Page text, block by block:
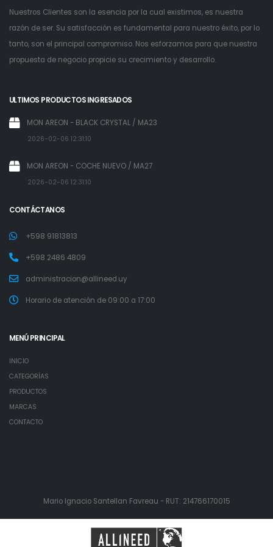
Nuestros Clientes son la esencia por la cual existimos, es nuestra
razón de ser. Su satisfacción es fundamental para nuestro éxito, por lo
tanto, son el principal compromiso. Nos esforzamos para que nuestra
propuesta de negocio propicie su crecimiento y desarrollo.
ULTIMOS PRODUCTOS INGRESADOS
MON AREON - BLACK CRYSTAL / MA23
2026-02-06 12:31:10
MON AREON - COCHE NUEVO / MA27
2026-02-06 12:31:10
CONTÁCTANOS
+598 91813813
+598 2486 4809
administracion@allineed.uy
Horario de atención de 09:00 a 17:00
MENÚ PRINCIPAL
INICIO
CATEGORÍAS
PRODUCTOS
MARCAS
CONTACTO
Mario Ignacio Santellan Favreau - RUT: 214766170015